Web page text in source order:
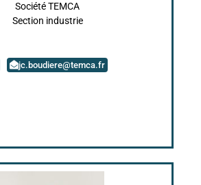
Société TEMCA
Section industrie
jc.boudiere@temca.fr